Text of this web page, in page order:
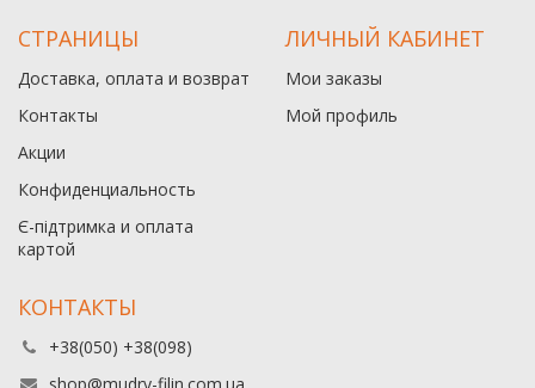
СТРАНИЦЫ
Доставка, оплата и возврат
Контакты
Акции
Конфиденциальность
Є-підтримка и оплата
картой
ЛИЧНЫЙ КАБИНЕТ
Мои заказы
Мой профиль
КОНТАКТЫ
+38(050) +38(098)